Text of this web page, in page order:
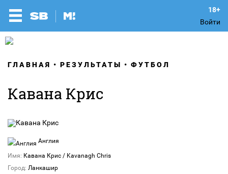
Войти
ГЛАВНАЯ РЕЗУЛЬТАТЫ ФУТБОЛ
Кавана Крис
Англия
Имя: Кавана Крис / Kavanagh Chris
Город: Ланкашир